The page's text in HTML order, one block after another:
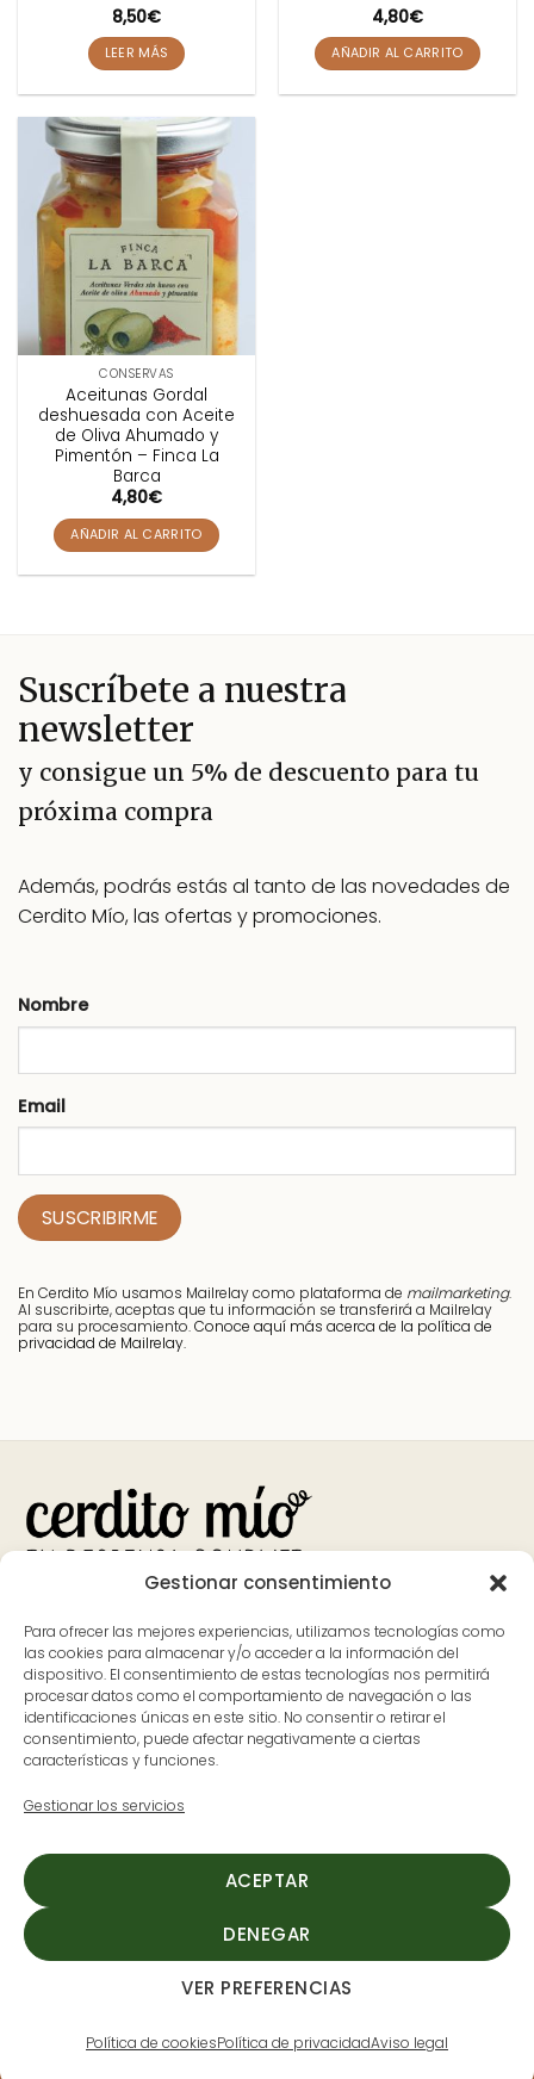
Gestionar consentimiento
Para ofrecer las mejores experiencias, utilizamos tecnologías como
las cookies para almacenar y/o acceder a la información del
dispositivo. El consentimiento de estas tecnologías nos permitirá
procesar datos como el comportamiento de navegación o las
identificaciones únicas en este sitio. No consentir o retirar el
consentimiento, puede afectar negativamente a ciertas
características y funciones.
Gestionar los servicios
ACEPTAR
DENEGAR
VER PREFERENCIAS
Política de cookiesPolítica de privacidadAviso legal
8,50€
LEER MÁS
Valorado
con4de
5
4,80€
AÑADIR AL CARRITO
CONSERVAS
Aceitunas Gordal
deshuesada con Aceite
de Oliva Ahumado y
Pimentón – Finca La
Barca
4,80€
AÑADIR AL CARRITO
Suscríbete a nuestra
newsletter
y consigue un 5% de descuento para tu
próxima compra
Además, podrás estás al tanto de las novedades de
Cerdito Mío, las ofertas y promociones.
Nombre
Email
En Cerdito Mío usamos Mailrelay como plataforma de mailmarketing.
Al suscribirte, aceptas que tu información se transferirá a Mailrelay
para su procesamiento.Conoce aquí más acerca de la política de
privacidad de Mailrelay.
Transfer
Pay
Pay
PayPal
Contacto
626 597 700
ladespensa@cerditomio.es
Dónde estamos
Avenida Pureza Canelo, 59, en
20:00
S: 9:30 a 14:00
Cerdito mío©2026
de compra